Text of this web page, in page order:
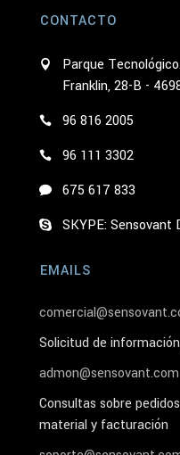
CONTACTO
Parque
Franklin, 28-B -
96 816 2005
96 111 3302
675 617 833
SKYPE: Sensovant
EMAILS
Solicitud de
admon@sensovant.com
Consultas sobre
material y facturación